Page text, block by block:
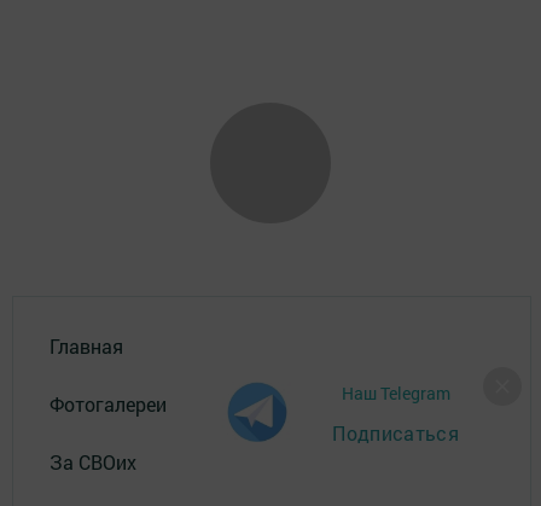
Главная
Фотогалереи
За СВОих
Наш Telegram
Подписаться